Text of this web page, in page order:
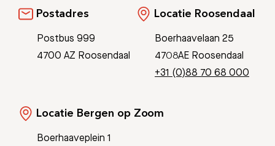
Afdelingen
Postadres
Postbus 999
4700 AZ Roosendaal
Locatie Roosendaal
Boerhaavelaan 25
4708AE Roosendaal
+31 (0)88 70 68 000
Locatie Bergen op Zoom
Boerhaaveplein 1